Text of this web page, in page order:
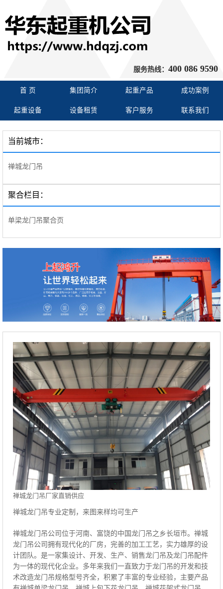
服务热线： 400 086 9590
首 页 集团简介 起重产品 成功案例
起重设备 设备租赁 客户服务 联系我们
当前城市：
禅城龙门吊
聚合栏目：
单梁龙门吊聚合页
禅城龙门吊厂家直销供应
禅城龙门吊专业定制，来图来样均可生产
禅城龙门吊公司位于河南、富饶的中国龙门吊之乡长垣市。禅城
龙门吊公司拥有现代化的厂房，完善的加工工艺，实力雄厚的设
计团队。是一家集设计、开发、生产、销售龙门吊及龙门吊配件
为一体的现代化企业。多年来我们一直致力于龙门吊的开发和技
术改造龙门吊规格型号齐全，积累了丰富的专业经验，主要产品